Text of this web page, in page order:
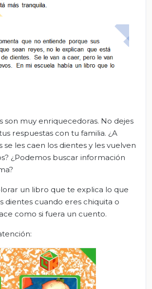
son muy enriquecedoras. No dejes
respuestas con tu familia. ¿A
se les caen los dientes y les vuelven
¿Podemos buscar información
un libro que te explica lo que
dientes cuando eres chiquita o
como si fuera un cuento.